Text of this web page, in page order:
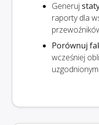
Generuj
raporty dla
Porównuj
wcześniej